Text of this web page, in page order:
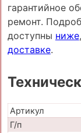
гарантийное
ремонт.
доступны ниже
доставке.
Артикул
Г/п